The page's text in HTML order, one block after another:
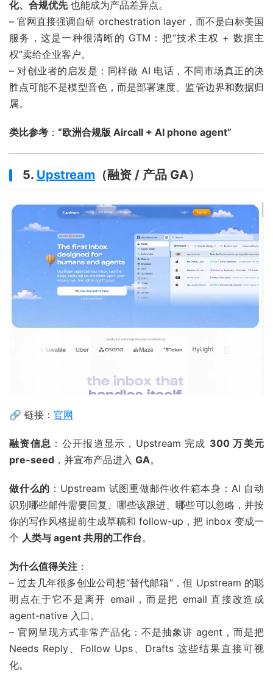
化、合规优先也能成为产品差异点。
– 官网直接强调自研 orchestration layer，而不是白标美国
服务，这是一种很清晰的 GTM：把“技术主权 + 数据主
权”卖给企业客户。
– 对创业者的启发是：同样做 AI 电话，不同市场真正的决
胜点可能不是模型音色，而是部署速度、监管边界和数据归
属。
类比参考 ： “欧洲合规版 Aircall + AI phone agent”
5. Upstream （融资 / 产品 GA）
🔗 链接： 官网
融资信息 ：公开报道显示，Upstream 完成 300 万美元
pre-seed ，并宣布产品进入 GA。
做什么的 ：Upstream 试图重做邮件收件箱本身：AI 自动
识别哪些邮件需要回复、哪些该跟进、哪些可以忽略，并按
你的写作风格提前生成草稿和 follow-up，把 inbox 变成一
个 人类与 agent 共用的工作台。
为什么值得关注 ：
– 过去几年很多创业公司想“替代邮箱”，但 Upstream 的聪
明点在于它不是离开 email，而是把 email 直接改造成
agent-native 入口。
– 官网呈现方式非常产品化：不是抽象讲 agent，而是把
Needs Reply、Follow Ups、Drafts 这些结果直接可视
化。